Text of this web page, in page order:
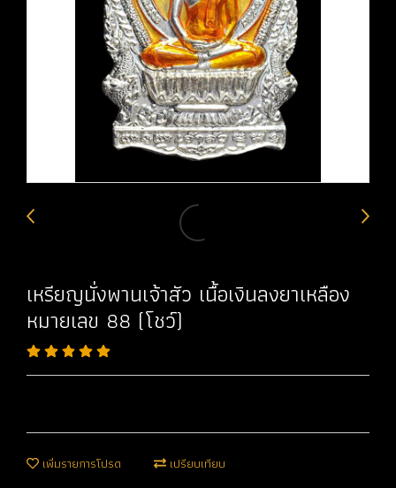
เหรียญนั่งพานเจ้าสัว เนื้อเงินลงยาเหลือง
หมายเลข 88 (โชว์)
เพิ่มรายการโปรด เปรียบเทียบ